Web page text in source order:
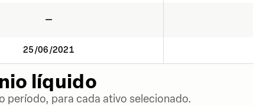
—
25/06/2021
líquido
período, para cada ativo selecionado.